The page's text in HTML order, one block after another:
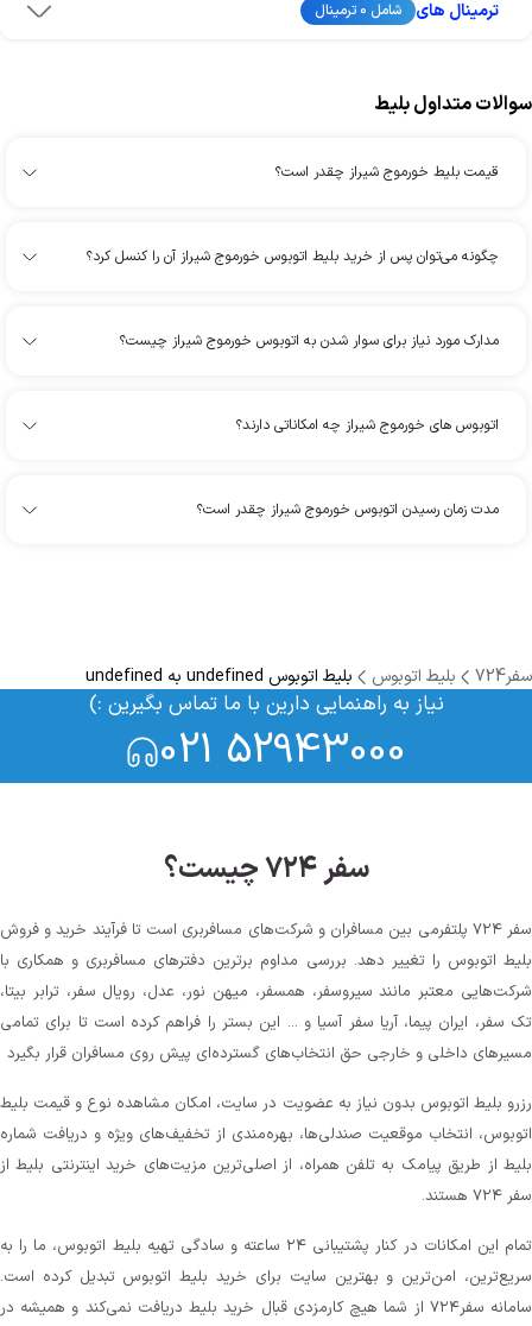
ترمینال های شامل 0 ترمینال
سوالات متداول بلیط
قیمت بلیط خورموج شیراز چقدر است؟
چگونه می‌توان پس از خرید بلیط اتوبوس خورموج شیراز آن را کنسل کرد؟
مدارک مورد نیاز برای سوار شدن به اتوبوس خورموج شیراز چیست؟
اتوبوس های خورموج شیراز چه امکاناتی دارند؟
مدت زمان رسیدن اتوبوس خورموج شیراز چقدر است؟
سفر724 بلیط اتوبوس بلیط اتوبوس undefined به undefined
نیاز به راهنمایی دارین با ما تماس بگیرین :)
021 52943000
سفر ۷۲۴ چیست؟
سفر ۷۲۴ پلتفرمی بین مسافران و شرکت‌های مسافربری است تا فرآیند خرید و فروش
بلیط اتوبوس را تغییر دهد. بررسی مداوم برترین دفترهای مسافربری و همکاری با
شرکت‌هایی معتبر مانند سیروسفر، همسفر، میهن‌ نور، عدل، رویال سفر، ترابر بیتا،
تک سفر، ایران پیما، آریا سفر آسیا و ... این بستر را فراهم کرده است تا برای تمامی
مسیرهای داخلی و خارجی حق انتخاب‌های گسترده‌ای پیش روی مسافران قرار بگیرد
رزرو بلیط اتوبوس بدون نیاز به عضویت در سایت، امکان مشاهده نوع و قیمت بلیط
اتوبوس، انتخاب موقعیت صندلی‌ها، بهره‌مندی از تخفیف‌های ویژه و دریافت شماره‌
بلیط از طریق پیامک به تلفن همراه، از اصلی‌ترین مزیت‌های خرید اینترنتی بلیط از
سفر ۷۲۴ هستند.
تمام این امکانات در کنار پشتیبانی‌ ۲۴ ساعته و سادگی تهیه بلیط اتوبوس، ما را به
سریع‌ترین، امن‌ترین و بهترین سایت برای خرید بلیط اتوبوس تبدیل کرده است.
سامانه سفر۷۲۴ از شما هیچ کارمزدی قبال خرید بلیط دریافت نمی‌کند و همیشه در